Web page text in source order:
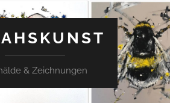
& Zeichnungen